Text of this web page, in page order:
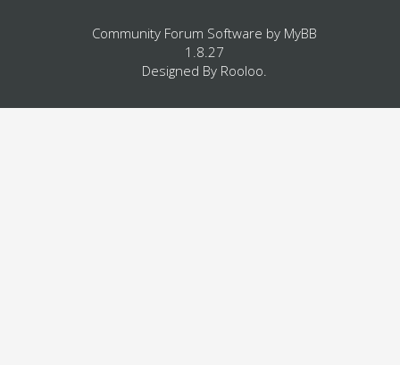
Community Forum Software by MyBB
1.8.27
Designed By Rooloo.